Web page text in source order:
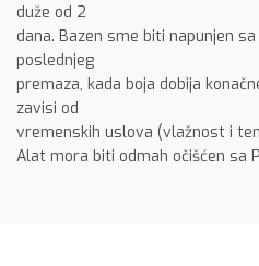
duže od 2
dana. Bazen sme biti napunjen
poslednjeg
premaza, kada boja dobija
zavisi od
vremenskih uslova (vlažnost i
Alat mora biti odmah očišćen sa